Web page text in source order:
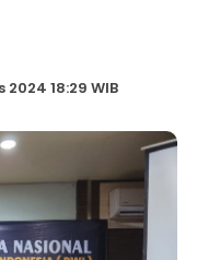
2024 18:29 WIB